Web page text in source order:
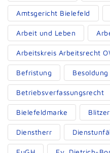
Amtsgericht Bielefeld
Arbeit und Leben
Arbeitskreis Arbeitsrecht
Befristung Besoldung
Betriebsverfassungsrecht
Bielefeldmarke Blitzer
Dienstherr